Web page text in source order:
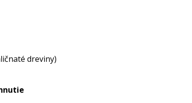
dreviny)